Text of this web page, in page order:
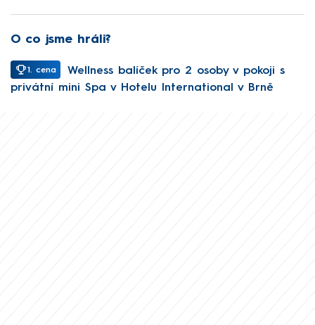
O co jsme hráli?
1. cena
Wellness balíček pro 2 osoby v pokoji s
privátní mini Spa v Hotelu International v Brně